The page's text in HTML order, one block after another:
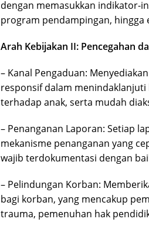
dengan memasukkan indikator-
program pendampingan, hingga
Arah Kebijakan II: Pencegahan
– Kanal Pengaduan:
responsif dalam
terhadap anak, serta mudah
– Penanganan Laporan: Setiap
mekanisme penanganan yang
wajib terdokumentasi dengan
– Pelindungan Korban:
bagi korban, yang mencakup
trauma, pemenuhan hak